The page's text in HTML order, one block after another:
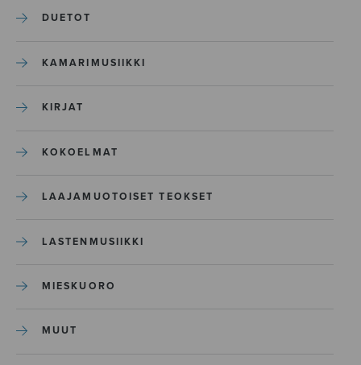
DUETOT
KAMARIMUSIIKKI
KIRJAT
KOKOELMAT
LAAJAMUOTOISET TEOKSET
LASTENMUSIIKKI
MIESKUORO
MUUT